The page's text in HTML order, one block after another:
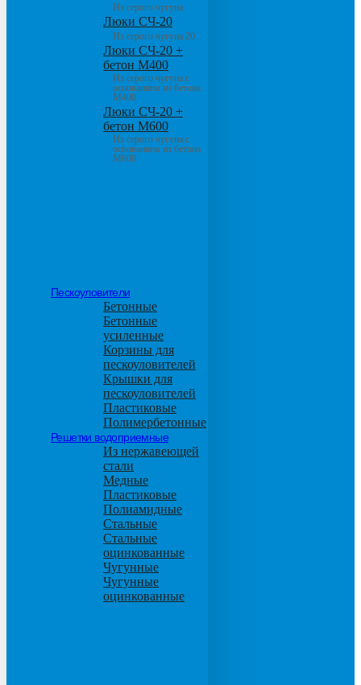
Из серого чугуна
Люки СЧ-20
Из серого чугуна 20
Люки СЧ-20 +
бетон М400
Из серого чугуна с
основанием из бетона
М400
Люки СЧ-20 +
бетон М600
Из серого чугуна с
основанием из бетона
М600
Пескоуловители
Бетонные
Бетонные
усиленные
Корзины для
пескоуловителей
Крышки для
пескоуловителей
Пластиковые
Полимербетонные
Решетки водоприемные
Из нержавеющей
стали
Медные
Пластиковые
Полиамидные
Стальные
Стальные
оцинкованные
Чугунные
Чугунные
оцинкованные